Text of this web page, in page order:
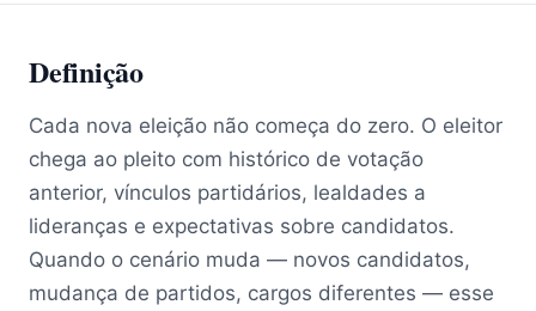
Definição
Cada nova eleição não começa do zero. O eleitor
chega ao pleito com histórico de votação
anterior, vínculos partidários, lealdades a
lideranças e expectativas sobre candidatos.
Quando o cenário muda — novos candidatos,
mudança de partidos, cargos diferentes — esse